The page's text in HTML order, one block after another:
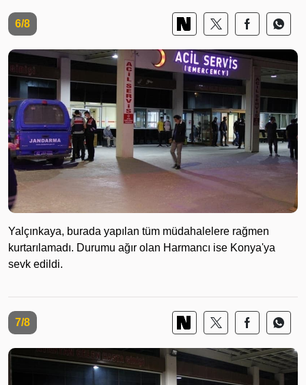
6/8
Yalçınkaya, burada yapılan tüm müdahalelere rağmen
kurtarılamadı. Durumu ağır olan Harmancı ise Konya'ya
sevk edildi.
7/8